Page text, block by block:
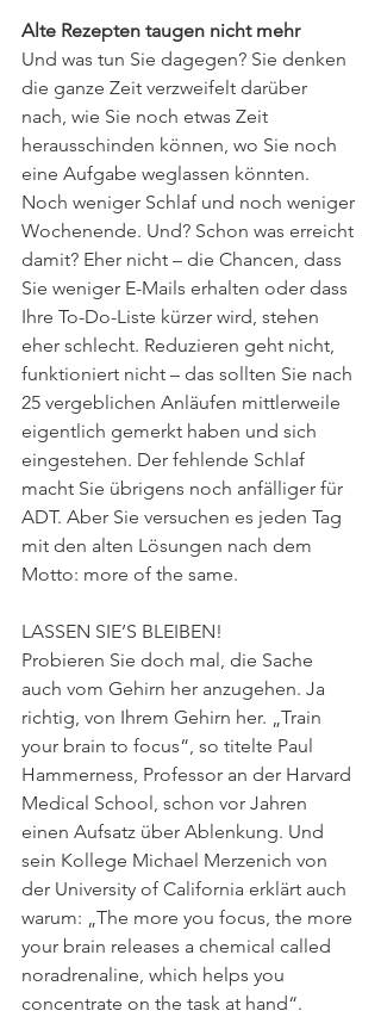
Alte Rezepten taugen nicht mehr
Und was tun Sie dagegen? Sie denken
die ganze Zeit verzweifelt darüber
nach, wie Sie noch etwas Zeit
herausschinden können, wo Sie noch
eine Aufgabe weglassen könnten.
Noch weniger Schlaf und noch weniger
Wochenende. Und? Schon was erreicht
damit? Eher nicht – die Chancen, dass
Sie weniger E-Mails erhalten oder dass
Ihre To-Do-Liste kürzer wird, stehen
eher schlecht. Reduzieren geht nicht,
funktioniert nicht – das sollten Sie nach
25 vergeblichen Anläufen mittlerweile
eigentlich gemerkt haben und sich
eingestehen. Der fehlende Schlaf
macht Sie übrigens noch anfälliger für
ADT. Aber Sie versuchen es jeden Tag
mit den alten Lösungen nach dem
Motto: more of the same.
LASSEN SIE’S BLEIBEN!
Probieren Sie doch mal, die Sache
auch vom Gehirn her anzugehen. Ja
richtig, von Ihrem Gehirn her. „Train
your brain to focus“, so titelte Paul
Hammerness, Professor an der Harvard
Medical School, schon vor Jahren
einen Aufsatz über Ablenkung. Und
sein Kollege Michael Merzenich von
der University of California erklärt auch
warum: „The more you focus, the more
your brain releases a chemical called
noradrenaline, which helps you
concentrate on the task at hand“.